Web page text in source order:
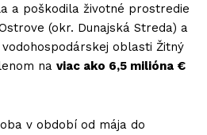
a poškodila životné prostredie
(okr. Dunajská Streda) a
oblasti Žitný
na viac ako 6,5 milióna €
v období od mája do